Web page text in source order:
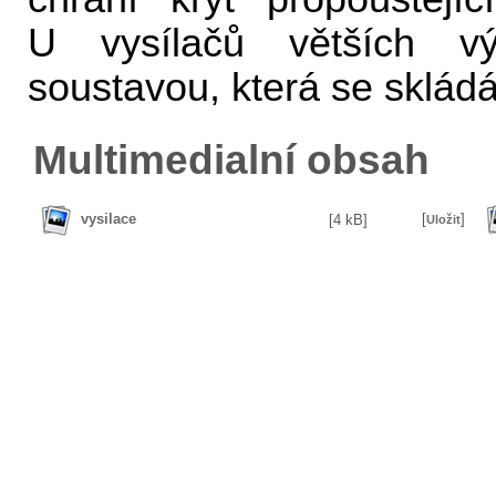
U vysílačů větších
soustavou, která se
Multimedialní obsah
vysilace [4 kB] [Uložit]